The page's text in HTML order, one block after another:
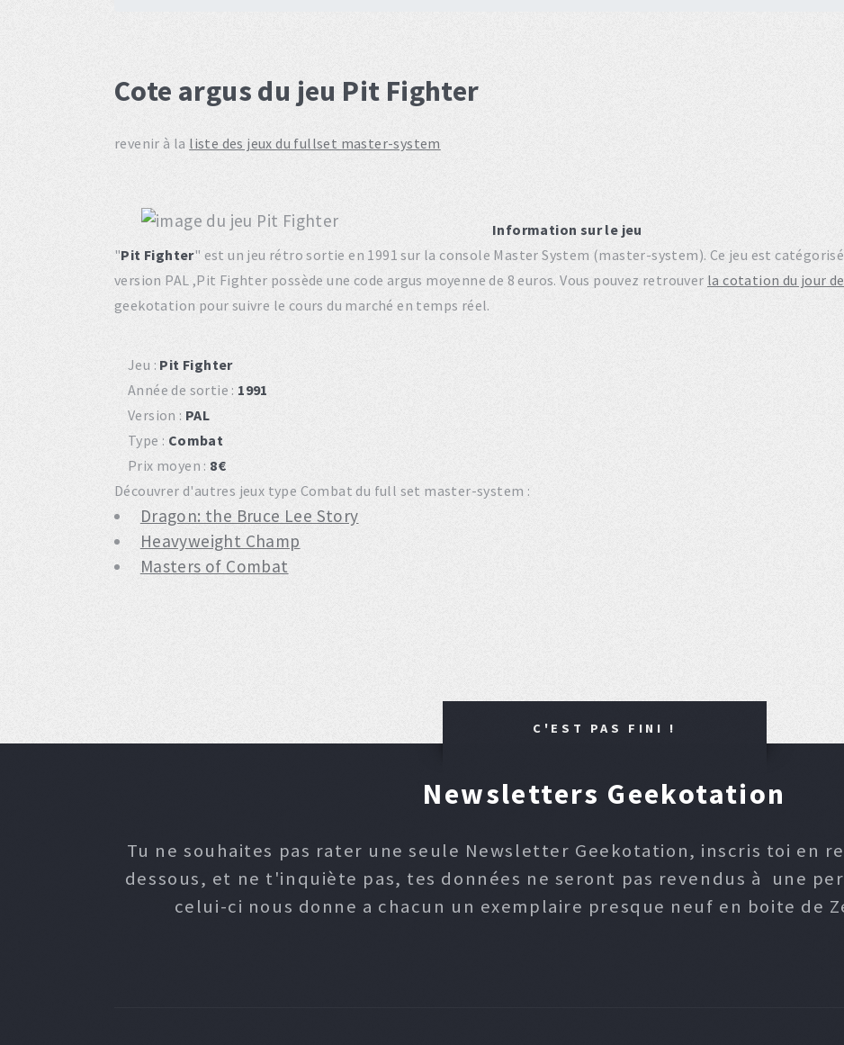
Cote argus du jeu Pit Fighter
revenir à la liste des jeux du fullset master-system
Information sur le jeu
"Pit Fighter" est un jeu rétro sortie en 1991 sur la console Master System (master-system). Ce jeu est
version PAL ,Pit Fighter possède une code argus moyenne de 8 euros. Vous pouvez retrouver la cotation du jour
geekotation pour suivre le cours du marché en temps réel.
Jeu : Pit Fighter
Année de sortie : 1991
Version : PAL
Type : Combat
Prix moyen : 8€
Découvrer d'autres jeux type Combat du full set master-system :
Dragon: the Bruce Lee Story
Heavyweight Champ
Masters of Combat
C'EST PAS FINI !
Newsletters Geekotation
Tu ne souhaites pas rater une seule Newsletter Geekotation, inscris toi en
dessous, et ne t'inquiète pas, tes données ne seront pas revendus à une
celui-ci nous donne a chacun un exemplaire presque neuf en boite de